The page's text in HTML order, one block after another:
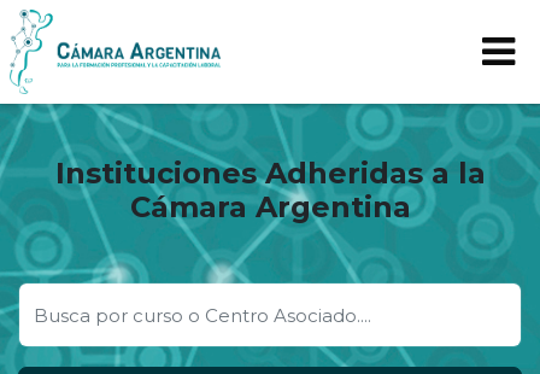
Instituciones Adheridas a la
Cámara Argentina